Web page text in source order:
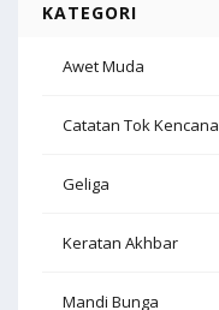
KATEGORI
Awet Muda
Catatan Tok Kencana
Geliga
Keratan Akhbar
Mandi Bunga